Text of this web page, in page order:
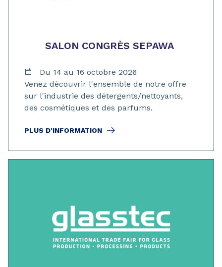
SALON CONGRÈS SEPAWA
Du 14 au 16 octobre 2026
Venez découvrir l'ensemble de notre offre
sur l'industrie des détergents/nettoyants,
des cosmétiques et des parfums.
PLUS D'INFORMATION